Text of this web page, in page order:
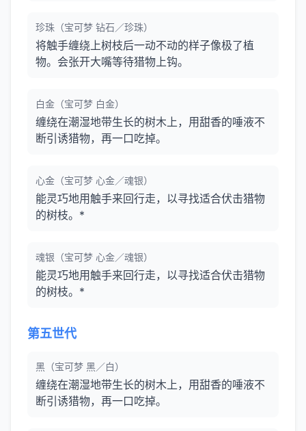
珍珠（宝可梦 钻石／珍珠）
将触手缠绕上树枝后一动不动的样子像极了植
物。会张开大嘴等待猎物上钩。
白金（宝可梦 白金）
缠绕在潮湿地带生长的树木上，用甜香的唾液不
断引诱猎物，再一口吃掉。
心金（宝可梦 心金／魂银）
能灵巧地用触手来回行走，以寻找适合伏击猎物
的树枝。*
魂银（宝可梦 心金／魂银）
能灵巧地用触手来回行走，以寻找适合伏击猎物
的树枝。*
第五世代
黑（宝可梦 黑／白）
缠绕在潮湿地带生长的树木上，用甜香的唾液不
断引诱猎物，再一口吃掉。